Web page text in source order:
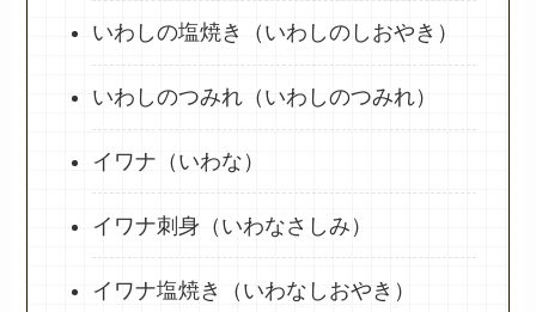
いわしの塩焼き（いわしのしおやき）
いわしのつみれ（いわしのつみれ）
イワナ（いわな）
イワナ刺身（いわなさしみ）
イワナ塩焼き（いわなしおやき）